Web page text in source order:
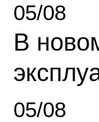
05/08
В
05/08